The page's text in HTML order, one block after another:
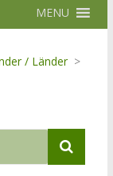
MENU
/ Länder >